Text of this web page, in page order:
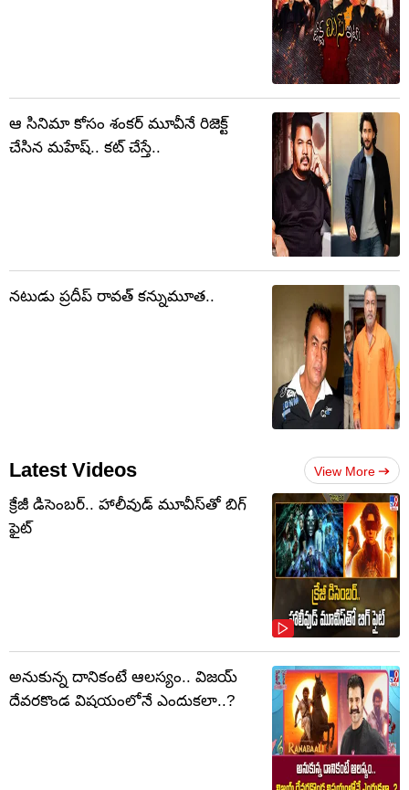
ఆ సినిమా కోసం శంకర్ మూవీనే రిజెక్ట్
చేసిన మహేష్.. కట్ చేస్తే..
నటుడు ప్రదీప్ రావత్ కన్నుమూత..
Latest Videos View More
క్రేజీ డిసెంబర్‌.. హాలీవుడ్ మూవీస్‌తో బిగ్
ఫైట్‌
అనుకున్న దానికంటే ఆలస్యం.. విజయ్
దేవరకొండ విషయంలోనే ఎందుకలా..?